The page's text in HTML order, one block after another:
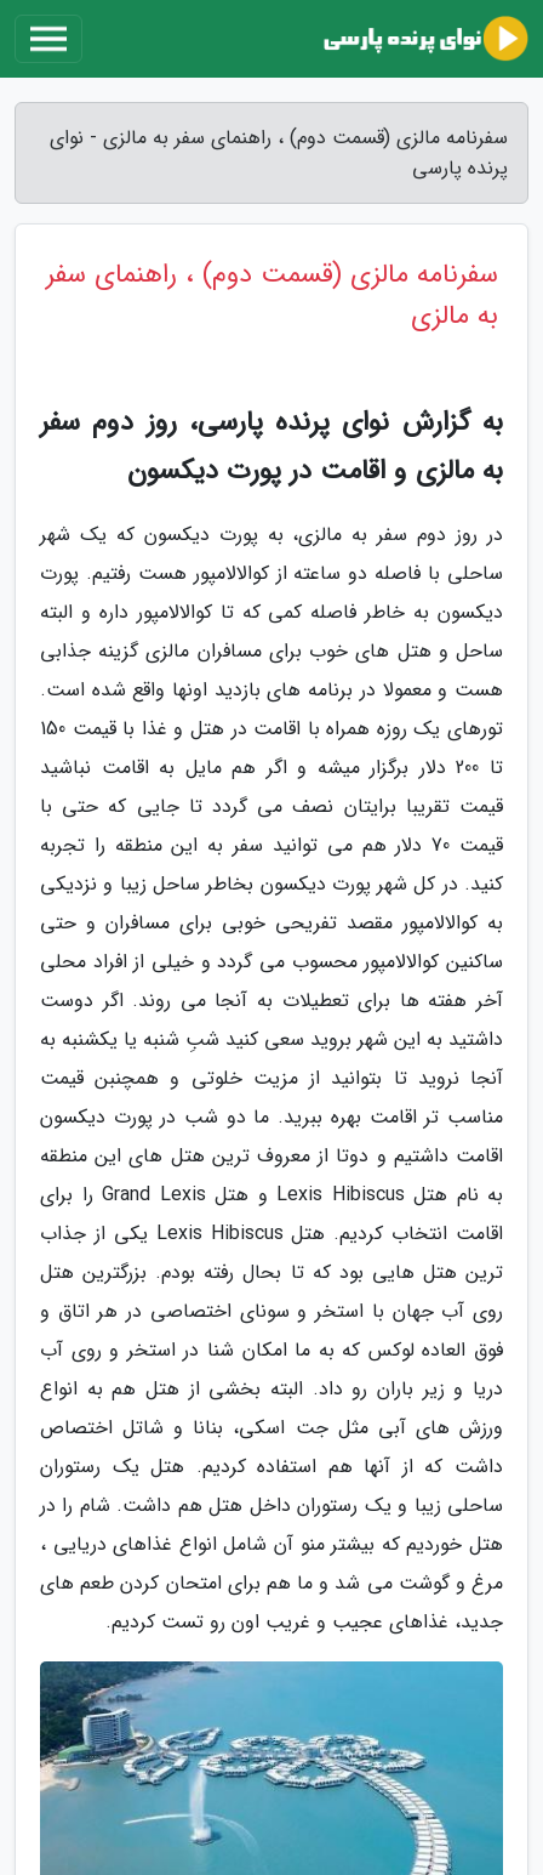
سفرنامه مالزی (قسمت دوم) ، راهنمای سفر به مالزی - نوای
پرنده پارسی
سفرنامه مالزی (قسمت دوم) ، راهنمای سفر
به مالزی
به گزارش نوای پرنده پارسی، روز دوم سفر
به مالزی و اقامت در پورت دیکسون
در روز دوم سفر به مالزی، به پورت دیکسون که یک شهر
ساحلی با فاصله دو ساعته از کوالالامپور هست رفتیم. پورت
دیکسون به خاطر فاصله کمی که تا کوالالامپور داره و البته
ساحل و هتل های خوب برای مسافران مالزی گزینه جذابی
هست و معمولا در برنامه های بازدید اونها واقع شده است.
تورهای یک روزه همراه با اقامت در هتل و غذا با قیمت 150
تا 200 دلار برگزار میشه و اگر هم مایل به اقامت نباشید
قیمت تقریبا برایتان نصف می گردد تا جایی که حتی با
قیمت 70 دلار هم می توانید سفر به این منطقه را تجربه
کنید. در کل شهر پورت دیکسون بخاطر ساحل زیبا و نزدیکی
به کوالالامپور مقصد تفریحی خوبی برای مسافران و حتی
ساکنین کوالالامپور محسوب می گردد و خیلی از افراد محلی
آخر هفته ها برای تعطیلات به آنجا می روند. اگر دوست
داشتید به این شهر بروید سعی کنید شبِ شنبه یا یکشنبه به
آنجا نروید تا بتوانید از مزیت خلوتی و همچنبن قیمت
مناسب تر اقامت بهره ببرید. ما دو شب در پورت دیکسون
اقامت داشتیم و دوتا از معروف ترین هتل های این منطقه
به نام هتل Lexis Hibiscus و هتل Grand Lexis را برای
اقامت انتخاب کردیم. هتل Lexis Hibiscus یکی از جذاب
ترین هتل هایی بود که تا بحال رفته بودم. بزرگترین هتل
روی آب جهان با استخر و سونای اختصاصی در هر اتاق و
فوق العاده لوکس که به ما امکان شنا در استخر و روی آب
دریا و زیر باران رو داد. البته بخشی از هتل هم به انواع
ورزش های آبی مثل جت اسکی، بنانا و شاتل اختصاص
داشت که از آنها هم استفاده کردیم. هتل یک رستوران
ساحلی زیبا و یک رستوران داخل هتل هم داشت. شام را در
هتل خوردیم که بیشتر منو آن شامل انواع غذاهای دریایی ،
مرغ و گوشت می شد و ما هم برای امتحان کردن طعم های
جدید، غذاهای عجیب و غریب اون رو تست کردیم.